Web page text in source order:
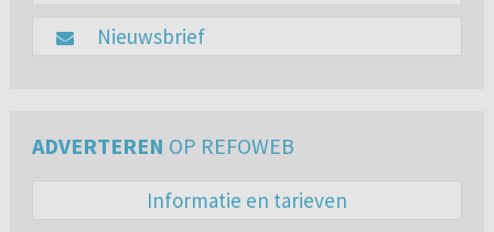
Nieuwsbrief
ADVERTEREN OP REFOWEB
Informatie en tarieven